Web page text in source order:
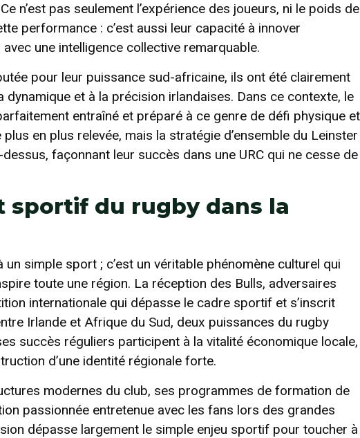
n’est pas seulement l’expérience des joueurs, ni le poids de
performance : c’est aussi leur capacité à innover
une intelligence collective remarquable.
pour leur puissance sud-africaine, ils ont été clairement
et à la précision irlandaises. Dans ce contexte, le
entraîné et préparé à ce genre de défi physique et
en plus relevée, mais la stratégie d’ensemble du Leinster
façonnant leur succès dans une URC qui ne cesse de
sportif du rugby dans la
simple sport ; c’est un véritable phénomène culturel qui
toute une région. La réception des Bulls, adversaires
internationale qui dépasse le cadre sportif et s’inscrit
Irlande et Afrique du Sud, deux puissances du rugby
succès réguliers participent à la vitalité économique locale,
d’une identité régionale forte.
modernes du club, ses programmes de formation de
passionnée entretenue avec les fans lors des grandes
dépasse largement le simple enjeu sportif pour toucher à